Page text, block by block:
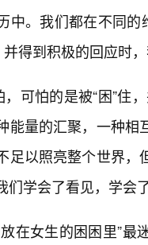
中。我们都在不同
并得到积极的回应时
，可怕的是被“困”住
能量的汇聚，一种
足以照亮整个世界
们学会了看见，学会
在女生的困困里”